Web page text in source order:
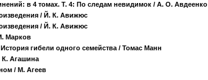
в 4 томах. Т. 4: По следам невидимок/ А. О. Авдеенко
/ Й. К. Авижюс
/ Й. К. Авижюс
Марков
гибели одного семейства/ Томас Манн
Агашина
/ М. Агеев